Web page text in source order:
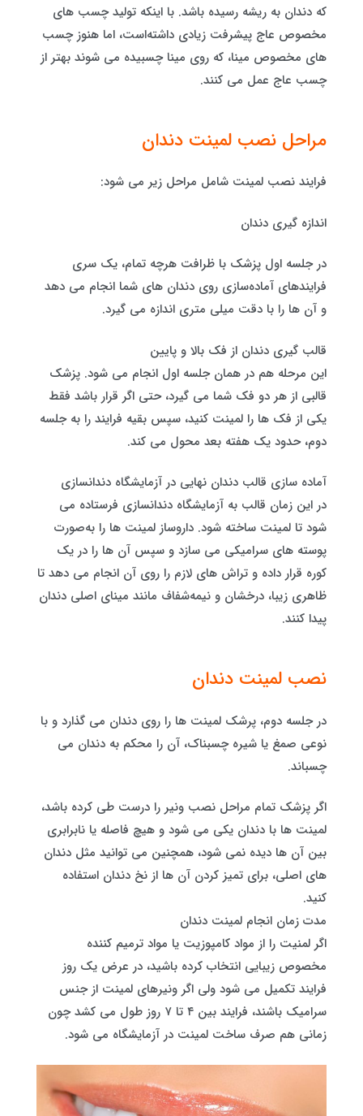
که دندان به ریشه رسیده باشد. با اینکه تولید چسب های
مخصوص عاج پیشرفت زیادی داشته‌است، اما هنوز چسب
های مخصوص مینا، که روی مینا چسبیده می شوند بهتر از
چسب عاج عمل می کنند.
مراحل نصب لمینت دندان
فرایند نصب لمینت شامل مراحل زیر می شود:
اندازه گیری دندان
در جلسه اول پزشک با ظرافت هرچه تمام، یک سری
فرایندهای آماده‌سازی روی دندان های شما انجام می دهد
و آن ها را با دقت میلی‌ متری اندازه می گیرد.
قالب گیری دندان از فک بالا و پایین
این مرحله هم در همان جلسه اول انجام می شود. پزشک
قالبی از هر دو فک شما می گیرد، حتی اگر قرار باشد فقط
یکی از فک ها را لمینت کنید، سپس بقیه فرایند را به جلسه
دوم، حدود یک هفته بعد محول می کند.
آماده سازی قالب دندان نهایی در آزمایشگاه دندانسازی
در این زمان قالب به آزمایشگاه دندانسازی فرستاده می
شود تا لمینت ساخته شود. داروساز لمینت ها را به‌صورت
پوسته های سرامیکی می سازد و سپس آن ها را در یک
کوره قرار داده و تراش های لازم را روی آن انجام می دهد تا
ظاهری زیبا، درخشان و نیمه‌شفاف مانند مینای اصلی دندان
پیدا کنند.
نصب لمینت دندان
در جلسه دوم، پرشک لمینت ها را روی دندان می گذارد و با
نوعی صمغ یا شیره چسبناک، آن را محکم به دندان می
چسباند.
اگر پزشک تمام مراحل نصب ونیر را درست طی کرده باشد،
لمینت ها با دندان یکی می شود و هیچ فاصله یا نابرابری
بین آن ها دیده نمی شود، همچنین می توانید مثل دندان
های اصلی، برای تمیز کردن آن ها از نخ دندان استفاده
کنید.
مدت زمان انجام لمینت دندان
اگر لمنیت را از مواد کامپوزیت یا مواد ترمیم‌ کننده
مخصوص زیبایی انتخاب کرده باشید، در عرض یک روز
فرایند تکمیل می شود ولی اگر ونیرهای لمینت از جنس
سرامیک باشند، فرایند بین ۴ تا ۷ روز طول می کشد چون
زمانی هم صرف ساخت لمینت در آزمایشگاه می شود.